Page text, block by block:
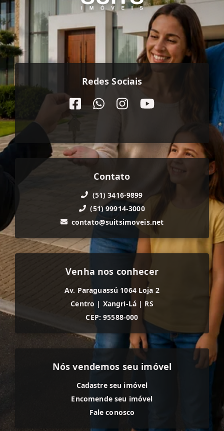
Redes Sociais
Contato
(51) 3416-9899
(51) 99914-3000
contato@suitsimoveis.net
Venha nos conhecer
Av. Paraguassú 1064 Loja 2
Centro | Xangri-Lá | RS
CEP: 95588-000
Nós vendemos seu imóvel
Cadastre seu imóvel
Encomende seu imóvel
Fale conosco